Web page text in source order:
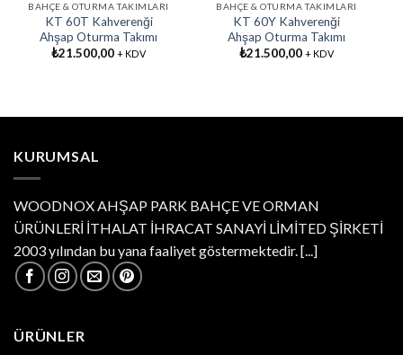
BAHÇE & OTURMA TAKIMLARI
KT 60T Kahverenği
Ahşap Oturma Takımı
₺21.500,00 + KDV
BAHÇE & OTURMA TAKIMLARI
KT 60Y Kahverenği
Ahşap Oturma Takımı
₺21.500,00 + KDV
KURUMSAL
WOODNOX AHŞAP PARK BAHÇE VE ORMAN
ÜRÜNLERİ İTHALAT İHRACAT SANAYİ LİMİTED ŞİRKETİ
2003 yılından bu yana faaliyet göstermektedir. [...]
ÜRÜNLER